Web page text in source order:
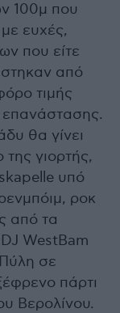
100μ που
ευχές,
που είτε
από
τιμής
επανάστασης.
θα γίνει
γιορτής,
υπό
ροκ
από τα
WestBam
σε
πάρτι
Βερολίνου.